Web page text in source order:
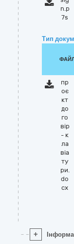
n.p
7s
Тип
пр
оє
кт
до
го
вір
- к
ла
віа
ту
ри.
do
cx
+